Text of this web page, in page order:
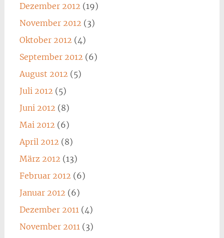
Dezember 2012 (19)
November 2012 (3)
Oktober 2012 (4)
September 2012 (6)
August 2012 (5)
Juli 2012 (5)
Juni 2012 (8)
Mai 2012 (6)
April 2012 (8)
März 2012 (13)
Februar 2012 (6)
Januar 2012 (6)
Dezember 2011(4)
November 2011(3)